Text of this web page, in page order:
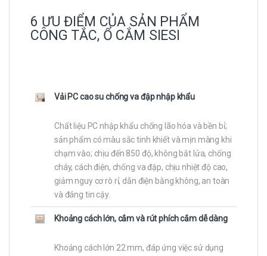
6 ƯU ĐIỂM CỦA SẢN PHẨM
CÔNG TẮC, Ổ CẮM SIESI
Vải PC cao su chống va đập nhập khẩu
Chất liệu PC nhập khẩu chống lão hóa và bền bỉ;
sản phẩm có màu sắc tinh khiết và mịn màng khi
chạm vào; chịu đến 850 độ, không bắt lửa, chống
cháy, cách điện, chống va đập, chịu nhiệt độ cao,
giảm nguy cơ rò rỉ, dẫn điện bằng không, an toàn
và đáng tin cậy.
Khoảng cách lớn, cắm và rút phích cắm dễ dàng
Khoảng cách lớn 22 mm, đáp ứng việc sử dụng